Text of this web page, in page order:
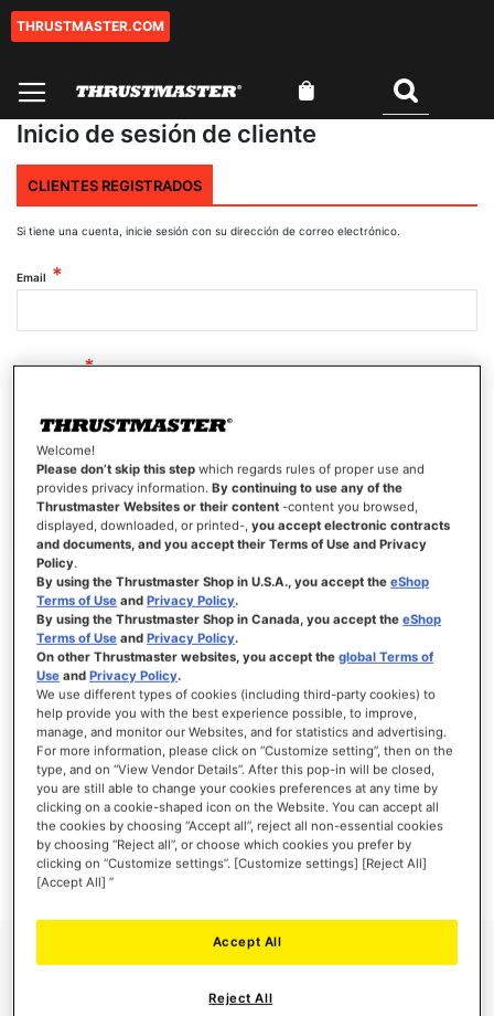
THRUSTMASTER.COM
Inicio de sesión de cliente
CLIENTES REGISTRADOS
Si tiene una cuenta, inicie sesión con su dirección de correo electrónico.
Email
Contraseña
Mostrar contraseña
INICIAR SESIÓN
¿Olvidó su contraseña?
NUEVOS CLIENTES
Crear una cuenta tiene muchos beneficios: Pago más rápido, guardar más de una
dirección, seguimiento de pedidos y mucho más.
CREAR UNA CUENTA
Welcome!
Please don’t skip this step which regards rules of proper use and
provides privacy information.By continuing to use any of the
Thrustmaster Websites or their content -content you browsed,
displayed, downloaded, or printed-,you accept electronic contracts
and documents, and you accept their Terms of Use and Privacy
Policy.
By using the Thrustmaster Shop in U.S.A., you accept theeShop
Terms of Use andPrivacy Policy.
By using the Thrustmaster Shop in Canada, you accept theeShop
Terms of Use andPrivacy Policy.
On other Thrustmaster websites, you accept theglobal Terms of
Use andPrivacy Policy.
We use different types of cookies (including third-party cookies) to
help provide you with the best experience possible, to improve,
manage, and monitor our Websites, and for statistics and advertising.
For more information, please click on “Customize setting”, then on the
type, and on “View Vendor Details”. After this pop-in will be closed,
you are still able to change your cookies preferences at any time by
clicking on a cookie-shaped icon on the Website. You can accept all
the cookies by choosing “Accept all”, reject all non-essential cookies
by choosing “Reject all”, or choose which cookies you prefer by
clicking on “Customize settings”. [Customize settings] [Reject All]
[Accept All] ”
Reject All
Accept All